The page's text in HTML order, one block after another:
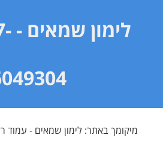
לימון שמאים
מיקומך באתר:לימון שמאים - עמוד